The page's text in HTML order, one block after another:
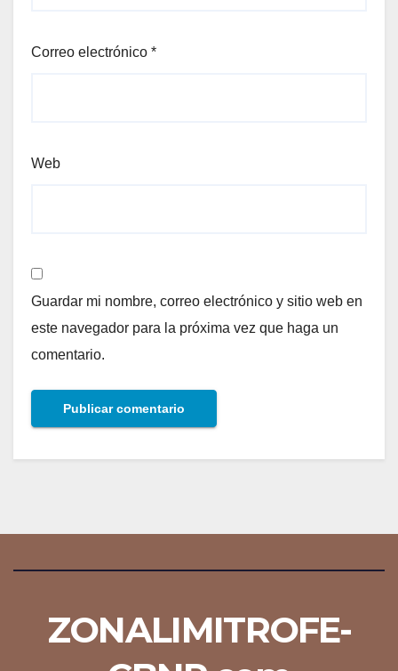
Correo electrónico *
Web
Guardar mi nombre, correo electrónico y sitio web en
este navegador para la próxima vez que haga un
comentario.
ZONALIMITROFE-